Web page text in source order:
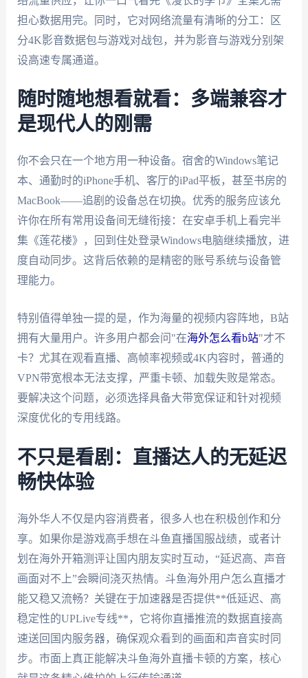
担心数据用完。同时，它对网络流量有清晰的分工：区
分4K影音数据包与游戏对战包，并为影音与游戏分别架
设高速专属通道。
随时随地想看就看：多端兼容才
是现代人的刚需
你不会只在一个地方用一种设备。宿舍的Windows笔记
本、通勤时的iPhone手机、客厅的iPad平板，甚至书房的
MacBook——追剧的设备总在切换。优秀的服务应该允
许你在所有常用设备间无缝衔接：在安卓手机上看完半
集《莲花楼》，回到住处登录Windows电脑继续播放，进
度自动同步。这背后依赖的是精密的账号系统与设备管
理能力。
特别值得单独一提的是，作为海量的视频内容阵地，B站
拥有大量用户。许多用户都会问"在海外怎么看b站"才不
卡？尤其在观看直播、高帧率视频或4K内容时，普通的
VPN带宽根本无法支撑，严重卡顿、加载失败是常态。
要解决这个问题，必须选择具备大带宽保证和针对视频
深度优化的专用线路。
不只是看剧：直播达人的无延迟
畅快体验
海外华人不仅是内容消费者，很多人也在积极创作和分
享。如果你是游戏高手想在斗鱼直播国服战绩，或者计
划在海外开箱测评让国内朋友实时互动，“延迟高、声音
画面对不上”会瞬间浇灭热情。斗鱼海外用户怎么直播才
能又稳又流畅？关键在于加速器是否提供**低延迟、高
稳定性的UPLive专线**，它将你直播推流的数据直接高
速送回国内服务器，确保观众看到的画面和声音实时同
步。市面上真正能解决斗鱼海外直播卡顿的方案，核心